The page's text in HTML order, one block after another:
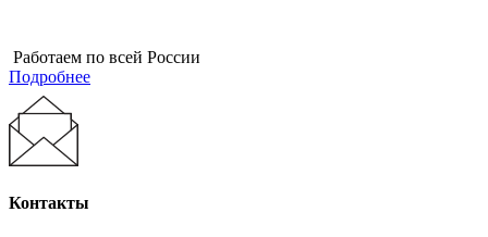
Работаем по всей России
Подробнее
Контакты